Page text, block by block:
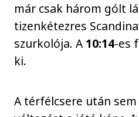
már csak három gólt
tizenkétezres
szurkolója. A10:14-es
ki.
A térfélcsere után